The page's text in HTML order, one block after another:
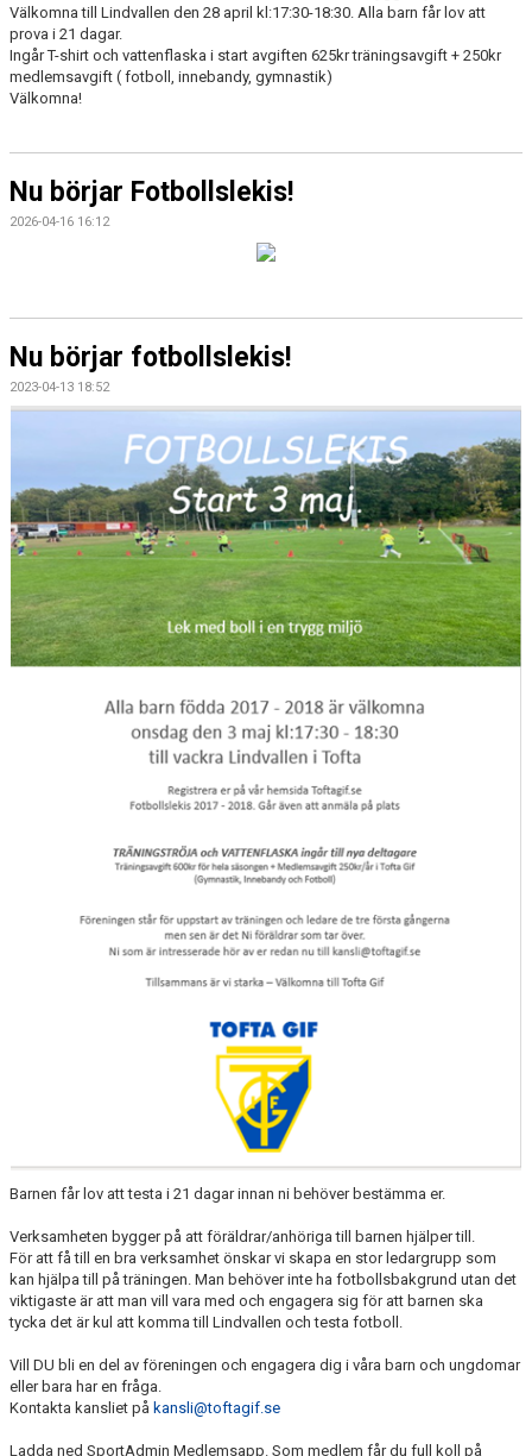
Välkomna till Lindvallen den 28 april kl:17:30-18:30. Alla barn får lov att
prova i 21 dagar.
Ingår T-shirt och vattenflaska i start avgiften 625kr träningsavgift + 250kr
medlemsavgift ( fotboll, innebandy, gymnastik)
Välkomna!
Nu börjar Fotbollslekis!
2026-04-16 16:12
Nu börjar fotbollslekis!
2023-04-13 18:52
Barnen får lov att testa i 21 dagar innan ni behöver bestämma er.
Verksamheten bygger på att föräldrar/anhöriga till barnen hjälper till.
För att få till en bra verksamhet önskar vi skapa en stor ledargrupp som
kan hjälpa till på träningen. Man behöver inte ha fotbollsbakgrund utan det
viktigaste är att man vill vara med och engagera sig för att barnen ska
tycka det är kul att komma till Lindvallen och testa fotboll.
Vill DU bli en del av föreningen och engagera dig i våra barn och ungdomar
eller bara har en fråga.
Kontakta kansliet på kansli@toftagif.se
Ladda ned SportAdmin Medlemsapp. Som medlem får du full koll på